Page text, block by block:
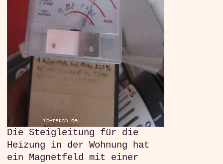
Die Steigleitung für die
Heizung in der Wohnung hat
ein Magnetfeld mit einer